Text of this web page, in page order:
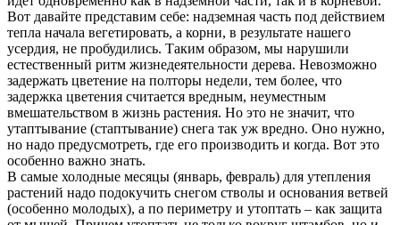
Вот давайте представим себе: надземная часть под действием
тепла начала вегетировать, а корни, в результате нашего
усердия, не пробудились. Таким образом, мы нарушили
естественный ритм жизнедеятельности дерева. Невозможно
задержать цветение на полторы недели, тем более, что
задержка цветения считается вредным, неуместным
вмешательством в жизнь растения. Но это не значит, что
утаптывание (стаптывание) снега так уж вредно. Оно нужно,
но надо предусмотреть, где его производить и когда. Вот это
особенно важно знать.
В самые холодные месяцы (январь, февраль) для утепления
растений надо подокучить снегом стволы и основания ветвей
(особенно молодых), а по периметру и утоптать – как защита